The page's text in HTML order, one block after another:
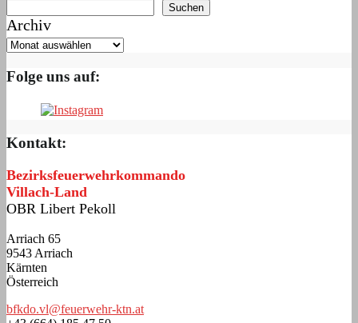
Suchen
Archiv
Folge uns auf:
Kontakt:
Bezirksfeuerwehrkommando
Villach-Land
OBR Libert Pekoll
Arriach 65
9543 Arriach
Kärnten
Österreich
bfkdo.vl@feuerwehr-ktn.at